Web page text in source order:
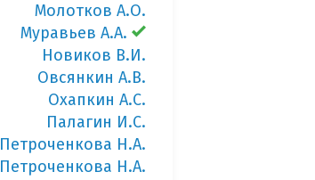
Молотков А.О.
Муравьев А.А.
Новиков В.И.
Овсянкин А.В.
Охапкин А.С.
Палагин И.С.
Петроченкова Н.А.
Петроченкова Н.А.